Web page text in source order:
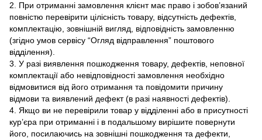
2. При отриманні замовлення клієнт має право і зобов’язаний
повністю перевірити цілісність товару, відсутність дефектів,
комплектацію, зовнішній вигляд, відповідність замовленню
(згідно умов сервісу “Огляд відправлення” поштового
відділення).
3. У разі виявлення пошкодження товару, дефектів, неповної
комплектації або невідповідності замовлення необхідно
відмовитися від його отримання та повідомити причину
відмови та виявлений дефект (в разі наявності дефектів).
4. Якщо ви не перевірили товар у відділенні або в присутності
кур’єра при отриманні і в подальшому вирішите повернути
його, посилаючись на зовнішні пошкодження та дефекти,